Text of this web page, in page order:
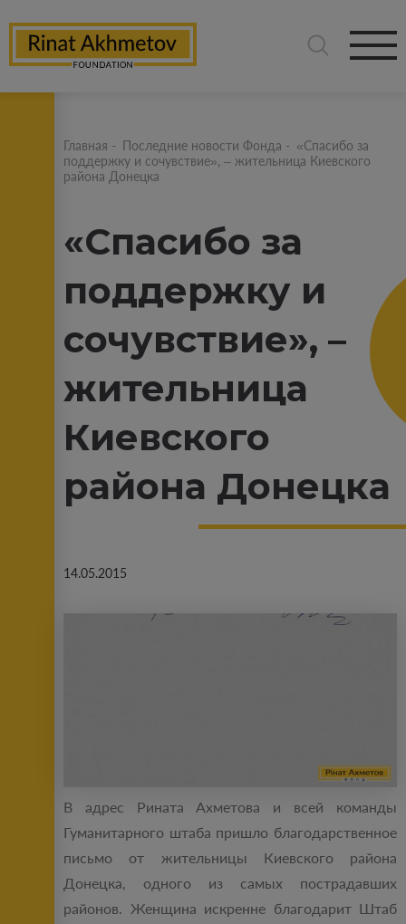
Главная - Последние новости Фонда - «Спасибо за
поддержку и сочувствие», – жительница Киевского
района Донецка
«Спасибо за
поддержку и
сочувствие», –
жительница
Киевского
района Донецка
14.05.2015
В адрес Рината Ахметова и всей команды
Гуманитарного штаба пришло благодарственное
письмо от жительницы Киевского района
Донецка, одного из самых пострадавших
районов. Женщина искренне благодарит Штаб